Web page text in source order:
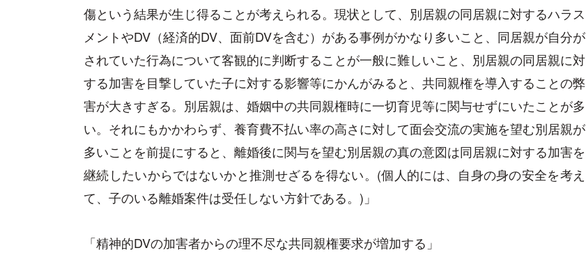
傷という結果が生じ得ることが考えられる。現状として、別居親の同居親に対するハラス
メントやDV（経済的DV、面前DVを含む）がある事例がかなり多いこと、同居親が自分が
されていた行為について客観的に判断することが一般に難しいこと、別居親の同居親に対
する加害を目撃していた子に対する影響等にかんがみると、共同親権を導入することの弊
害が大きすぎる。別居親は、婚姻中の共同親権時に一切育児等に関与せずにいたことが多
い。それにもかかわらず、養育費不払い率の高さに対して面会交流の実施を望む別居親が
多いことを前提にすると、離婚後に関与を望む別居親の真の意図は同居親に対する加害を
継続したいからではないかと推測せざるを得ない。(個人的には、自身の身の安全を考え
て、子のいる離婚案件は受任しない方針である。)」
「精神的DVの加害者からの理不尽な共同親権要求が増加する」